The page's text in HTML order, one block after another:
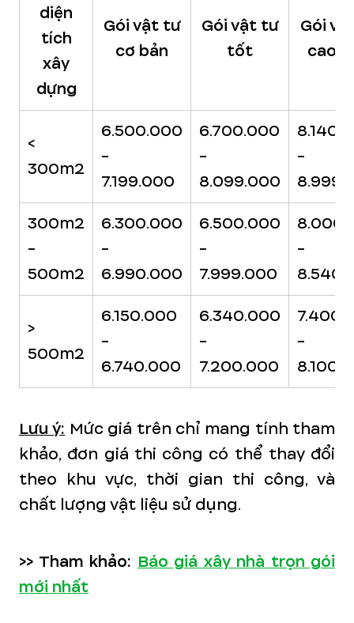
diện
tích
xây
dựng
Gói vật tư
cơ bản
Gói vật tư
tốt
Gói
cao
<
300m2
6.500.000
-
7.199.000
6.700.000
-
8.099.000
-
300m2
-
500m2
6.300.000
-
6.990.000
6.500.000
-
7.999.000
-
>
500m2
6.150.000
-
6.740.000
6.340.000
-
7.200.000
-
Lưu ý: Mức giá trên chỉ mang tính tham
khảo, đơn giá thi công có thể thay đổi
theo khu vực, thời gian thi công, và
chất lượng vật liệu sử dụng.
>> Tham khảo: Báo giá xây nhà trọn gói
mới nhất